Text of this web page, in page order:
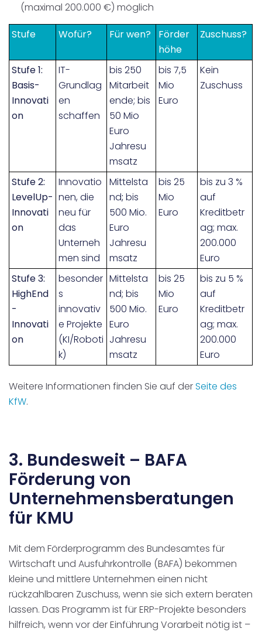
(maximal 200.000 €) möglich
Stufe
Wofür? Für wen?
Förder
höhe
Zuschuss?
Stufe 1:
Basis-
Innovati
on
IT-
Grundlag
en
schaffen
bis 250
Mitarbeit
ende; bis
50 Mio
Euro
Jahresu
msatz
bis 7,5
Mio
Euro
Kein
Zuschuss
Stufe 2:
LevelUp-
Innovati
on
Innovatio
nen, die
neu für
das
Unterneh
men sind
Mittelsta
nd;bis
500 Mio.
Euro
Jahresu
msatz
bis 25
Mio
Euro
bis zu 3 %
auf
Kreditbetr
ag; max.
200.000
Euro
Stufe 3:
HighEnd
-
Innovati
on
besonder
s
innovativ
e Projekte
(KI/Roboti
k)
Mittelsta
nd; bis
500 Mio.
Euro
Jahresu
msatz
bis 25
Mio
Euro
bis zu 5 %
auf
Kreditbetr
ag; max.
200.000
Euro
Weitere Informationen finden Sie auf derSeite des
KfW.
3. Bundesweit – BAFA
Förderung von
Unternehmensberatungen
für KMU
Mit dem Förderprogrammdes Bundesamtes für
Wirtschaft und Ausfuhrkontrolle (BAFA) bekommen
kleine und mittlere Unternehmen einen nicht
rückzahlbaren Zuschuss, wenn sie sich extern beraten
lassen. Das Programm ist für ERP-Projekte besonders
hilfreich, wenn vor der Einführung Vorarbeit nötig ist –